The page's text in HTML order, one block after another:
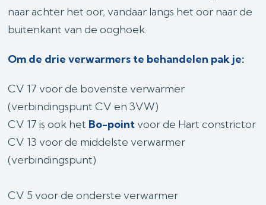
naar achter het oor, vandaar langs het oor naar de
buitenkant van de ooghoek.
Om de drie verwarmers te behandelen pak je:
CV 17 voor de bovenste verwarmer
(verbindingspunt CV en 3VW)
CV 17 is ook het Bo-point voor de Hart constrictor
CV 13 voor de middelste verwarmer
(verbindingspunt)
CV 5 voor de onderste verwarmer